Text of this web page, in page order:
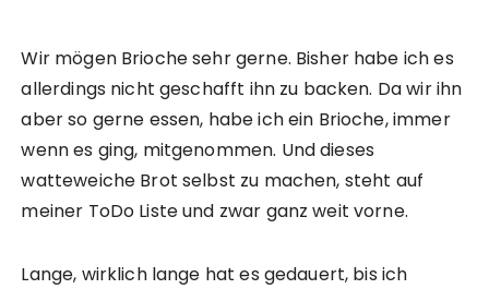
Wir mögen Brioche sehr gerne. Bisher habe ich es
allerdings nicht geschafft ihn zu backen. Da wir ihn
aber so gerne essen, habe ich ein Brioche, immer
wenn es ging, mitgenommen. Und dieses
watteweiche Brot selbst zu machen, steht auf
meiner ToDo Liste und zwar ganz weit vorne.
Lange, wirklich lange hat es gedauert, bis ich